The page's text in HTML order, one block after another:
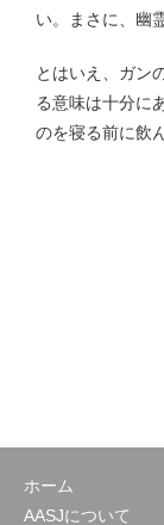
い。まさに、幽
とはいえ、ガン
る意味は十分に
のを寝る前に飲
ホーム
AASJについて